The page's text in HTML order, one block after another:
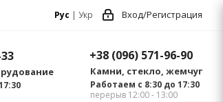
Рус | Укр Вход/Регистрация
+38 (096) 571-96-90
Камни, стекло, жемчуг
Работаем с 8:30 до 17:30
перерыв 12:00 - 13:00